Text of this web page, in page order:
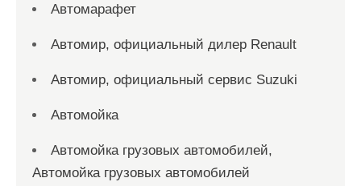
Автомарафет
Автомир, официальный дилер Renault
Автомир, официальный сервис Suzuki
Автомойка
Автомойка грузовых автомобилей,
Автомойка грузовых автомобилей